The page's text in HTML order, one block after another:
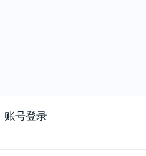
账号登录